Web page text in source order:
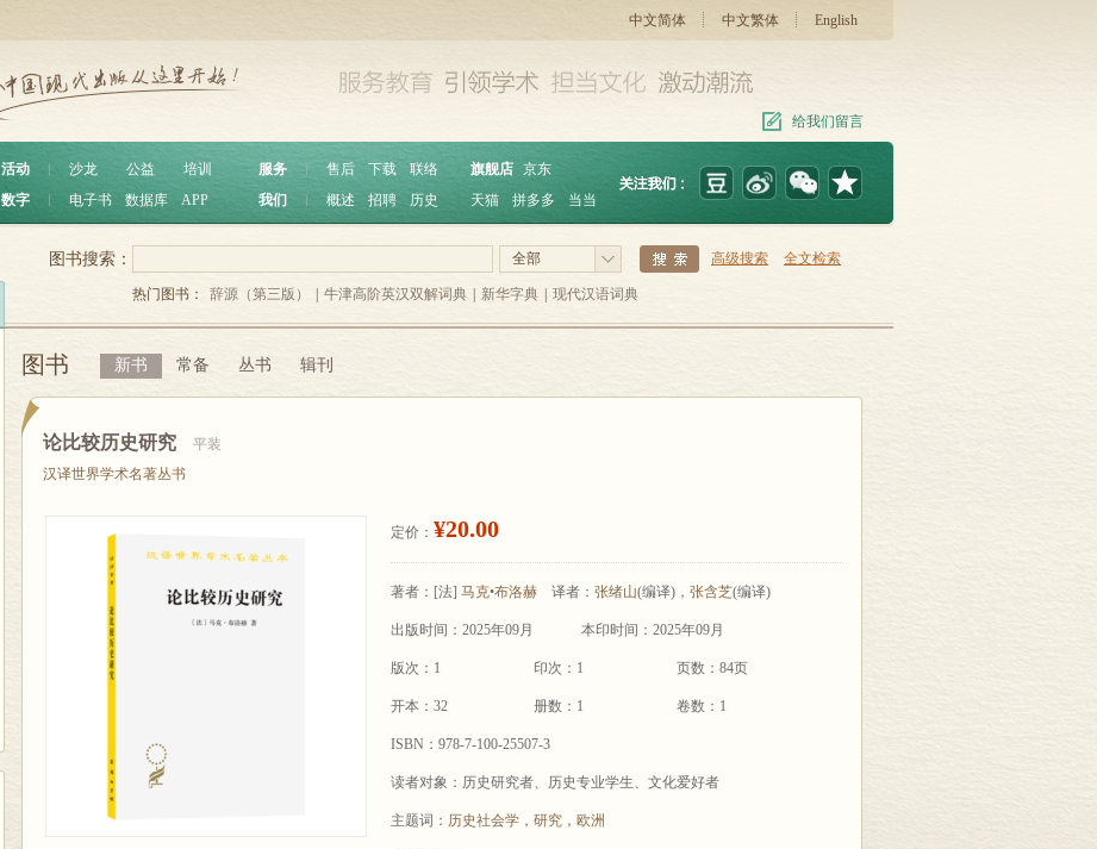
中文简体 中文繁体 English
给我们留言
活动 沙龙 公益
培训
数字
电子书 数据库 APP
服务 ︱ 售后 下载
联络
我们
概述 招聘 历史
旗舰店 京东
天猫
拼多多 当当
全部 高级搜索 全文检索
图书搜索：
热门图书： 辞源（第三版） 牛津高阶英汉双解词典 新华字典 现代汉语词典
图书 新书 常备 丛书 辑刊
论比较历史研究
平装
汉译世界学术名著丛书
定价： ¥20.00
著者： [法] 马克•布洛赫 译者： 张绪山(编译)， 张含芝(编译)
出版时间：2025年09月 本印时间：2025年09月
版次：1 印次：1 页数：84页
开本：32 册数：1 卷数：1
ISBN：978-7-100-25507-3
读者对象：历史研究者、历史专业学生、文化爱好者
主题词： 历史社会学 ， 研究 ， 欧洲